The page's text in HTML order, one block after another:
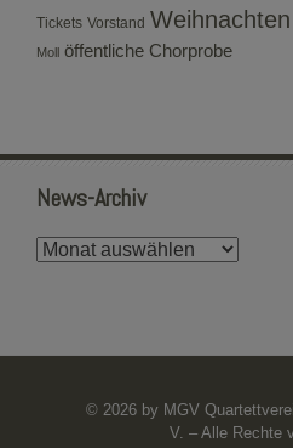
Tickets Vorstand Weihnachten
Moll
öffentliche Chorprobe
News-Archiv
News-
© 2026 by MGV
V. – Alle Rechte